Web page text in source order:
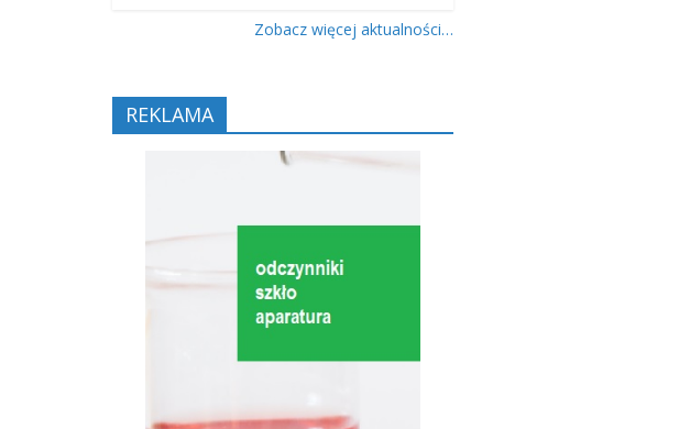
Zobacz więcej aktualności…
REKLAMA